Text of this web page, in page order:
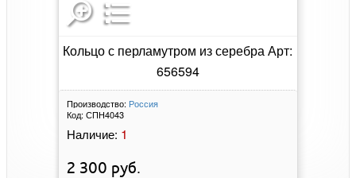
Кольцо с перламутром из серебра Арт:
656594
Производство: Россия
Код: СПН4043
Наличие: 1
2 300 руб.